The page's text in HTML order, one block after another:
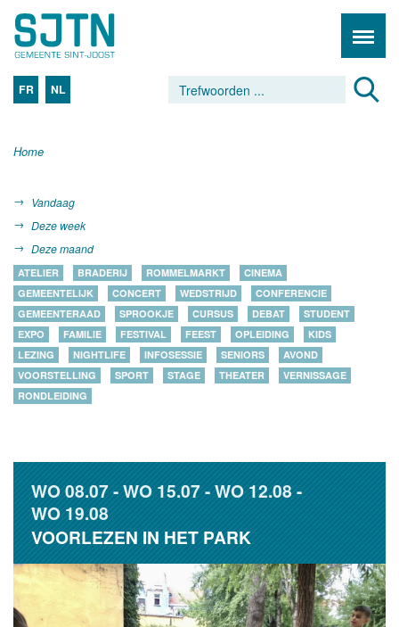
FR NL
Home
Vandaag
Deze week
Deze maand
ATELIER BRADERIJ ROMMELMARKT
CINEMA
GEMEENTELIJK
CONCERT WEDSTRIJD
CONFERENCIE
GEMEENTERAAD
SPROOKJE CURSUS DEBAT
STUDENT
EXPO
FAMILIE FESTIVAL FEEST OPLEIDING
KIDS
LEZING
NIGHTLIFE INFOSESSIE SENIORS
AVOND
VOORSTELLING
SPORT STAGE THEATER
VERNISSAGE
RONDLEIDING
WO08.07 WO15.07 WO12.08
WO19.08
VOORLEZEN IN HET PARK